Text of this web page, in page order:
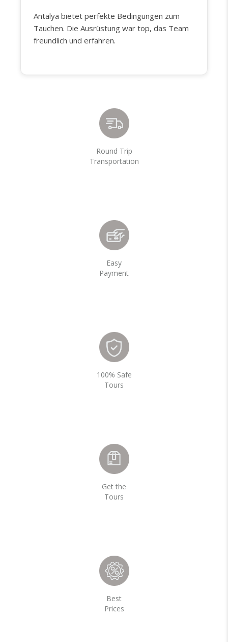
Antalya bietet perfekte Bedingungen zum
Tauchen. Die Ausrüstung war top, das Team
freundlich und erfahren.
Round Trip
Transportation
Easy
Payment
100% Safe
Tours
Get the
Tours
Best
Prices